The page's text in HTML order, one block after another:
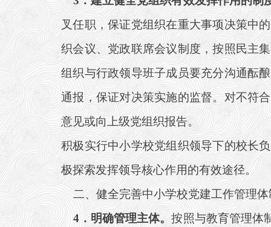
叉任职，保证党组织在重大事项决策中
织会议、党政联席会议制度，按照民主
组织与行政领导班子成员要充分沟通酝
通报，保证对决策实施的监督。对不符
意见或向上级党组织报告。
积极实行中小学校党组织领导下的校长
极探索发挥领导核心作用的有效途径。
二、健全完善中小学校党建工作管理体
4 ．明确管理主体。按照与教育管理体